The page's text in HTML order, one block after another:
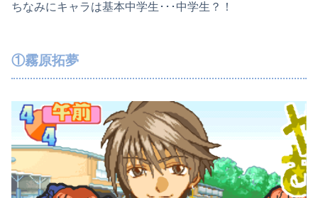
ちなみにキャラは基本中学生･･･中学生？！
①霧原拓夢